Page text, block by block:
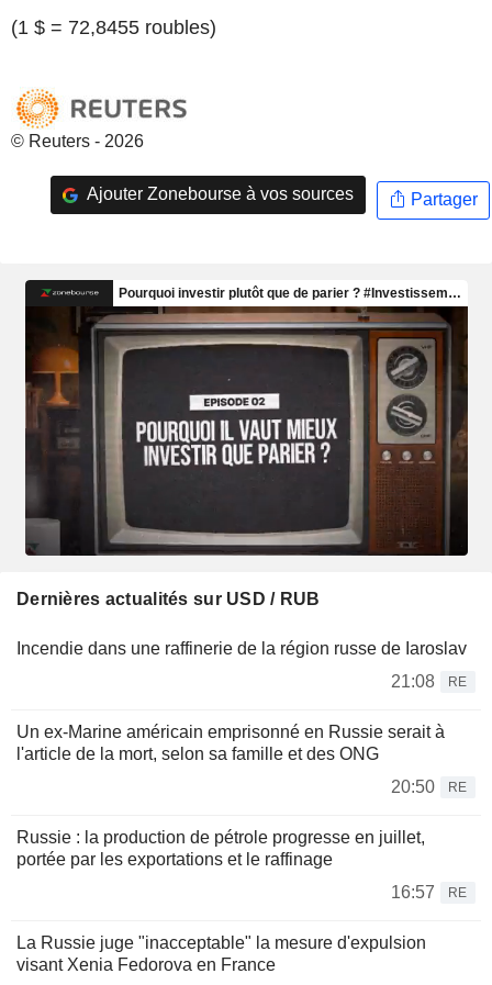
(1 $ = 72,8455 roubles)
© Reuters - 2026
Ajouter Zonebourse à vos sources Partager
Dernières actualités sur USD / RUB
Incendie dans une raffinerie de la région russe de Iaroslav
21:08
RE
Un ex-Marine américain emprisonné en Russie serait à
l'article de la mort, selon sa famille et des ONG
20:50
RE
Russie : la production de pétrole progresse en juillet,
portée par les exportations et le raffinage
16:57
RE
La Russie juge "inacceptable" la mesure d'expulsion
visant Xenia Fedorova en France